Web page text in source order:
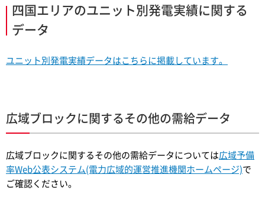
四国エリアのユニット別発電実績に関する
データ
ユニット別発電実績データはこちらに掲載しています。
広域ブロックに関するその他の需給データ
広域ブロックに関するその他の需給データについては広域予備
率Web公表システム(電力広域的運営推進機関ホームページ)で
ご確認ください。